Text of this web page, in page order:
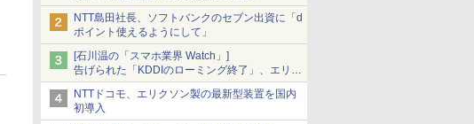
NTT島田社長、ソフトバンクのセブン出資に「d
ポイント使えるようにして」
[石川温の「スマホ業界 Watch」]
告げられた「KDDIのローミング終了」、エリア
マップの落とし穴と楽天モバイルの課題
NTTドコモ、エリクソン製の最新型装置を国内
初導入